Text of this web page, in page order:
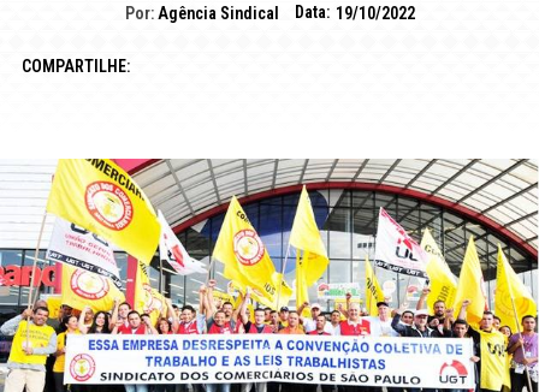
Por: Agência Sindical Data: 19/10/2022
COMPARTILHE: